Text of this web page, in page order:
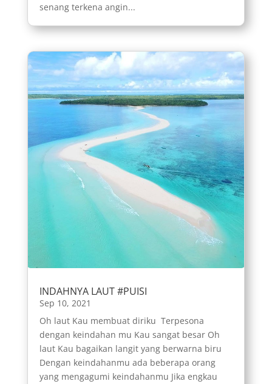
senang terkena angin...
INDAHNYA LAUT #PUISI
Sep 10, 2021
Oh laut Kau membuat diriku Terpesona
dengan keindahan mu Kau sangat besar Oh
laut Kau bagaikan langit yang berwarna biru
Dengan keindahanmu ada beberapa orang
yang mengagumi keindahanmu Jika engkau